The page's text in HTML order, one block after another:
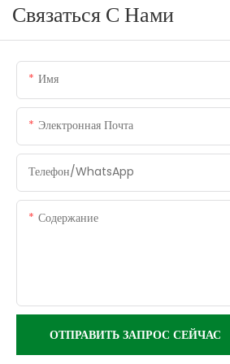
Связаться С Нами
Имя
Электронная Почта
Телефон/WhatsApp
Содержание
ОТПРАВИТЬ ЗАПРОС СЕЙЧАС